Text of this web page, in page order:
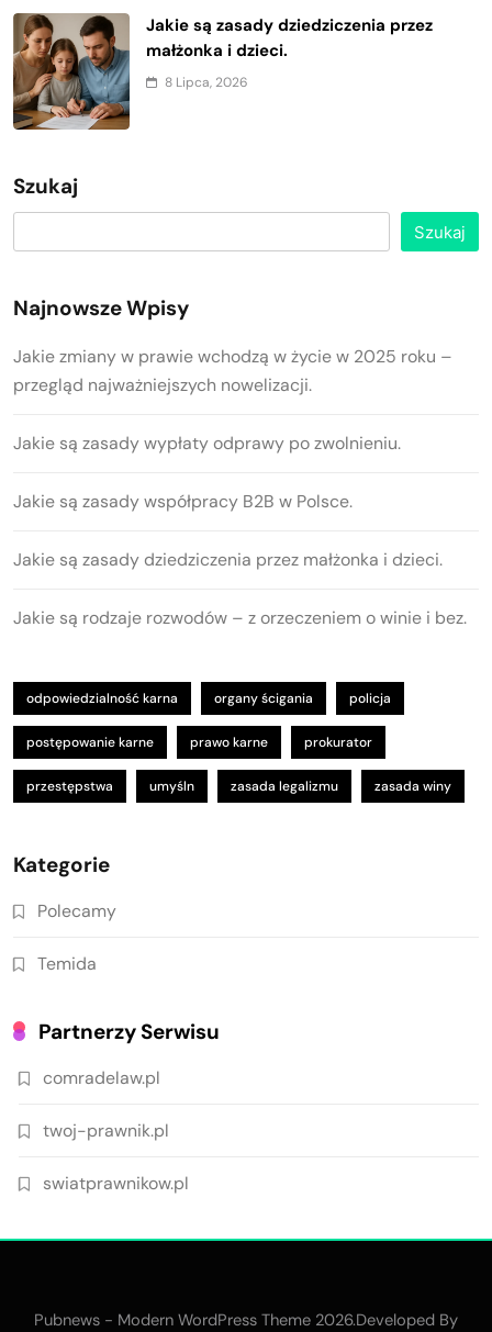
Jakie są zasady dziedziczenia przez
małżonka i dzieci.
8 Lipca, 2026
Szukaj
Szukaj
Najnowsze Wpisy
Jakie zmiany w prawie wchodzą w życie w 2025 roku –
przegląd najważniejszych nowelizacji.
Jakie są zasady wypłaty odprawy po zwolnieniu.
Jakie są zasady współpracy B2B w Polsce.
Jakie są zasady dziedziczenia przez małżonka i dzieci.
Jakie są rodzaje rozwodów – z orzeczeniem o winie i bez.
odpowiedzialność karna organy ścigania policja
postępowanie karne prawo karne prokurator
przestępstwa umyśln zasada legalizmu zasada winy
Kategorie
Polecamy
Temida
Partnerzy Serwisu
comradelaw.pl
twoj-prawnik.pl
swiatprawnikow.pl
Pubnews - Modern WordPress Theme 2026.Developed By